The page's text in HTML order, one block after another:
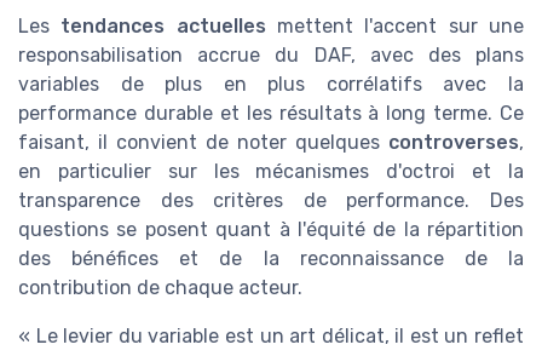
Les tendances actuelles mettent l'accent sur une
responsabilisation accrue du DAF, avec des plans
variables de plus en plus corrélatifs avec la
performance durable et les résultats à long terme. Ce
faisant, il convient de noter quelques controverses,
en particulier sur les mécanismes d'octroi et la
transparence des critères de performance. Des
questions se posent quant à l'équité de la répartition
des bénéfices et de la reconnaissance de la
contribution de chaque acteur.
« Le levier du variable est un art délicat, il est un reflet